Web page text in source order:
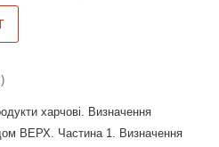
харчові. Визначення
ВЕРХ. Частина 1. Визначення